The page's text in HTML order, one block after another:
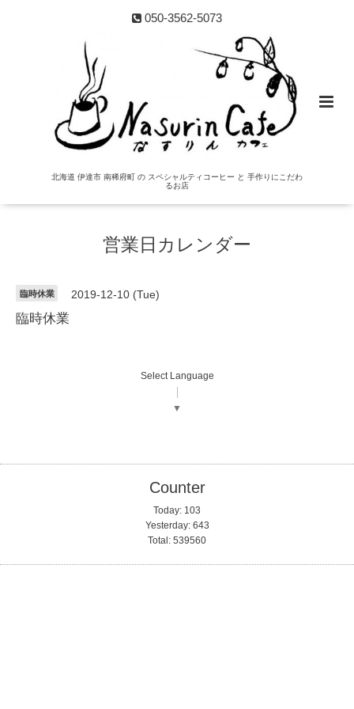
050-3562-5073
北海道 伊達市 南稀府町 の スペシャルティコーヒー と 手作りにこだわ
るお店
営業日カレンダー
臨時休業 2019-12-10 (Tue)
臨時休業
Select Language
▼
Counter
Today: 103
Yesterday: 643
Total: 539560